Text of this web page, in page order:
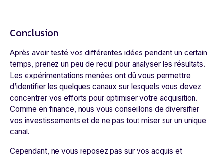
Conclusion
Après avoir testé vos différentes idées pendant un certain
temps, prenez un peu de recul pour analyser les résultats.
Les expérimentations menées ont dû vous permettre
d’identifier les quelques canaux sur lesquels vous devez
concentrer vos efforts pour optimiser votre acquisition.
Comme en finance, nous vous conseillons de diversifier
vos investissements et de ne pas tout miser sur un unique
canal.
Cependant, ne vous reposez pas sur vos acquis et